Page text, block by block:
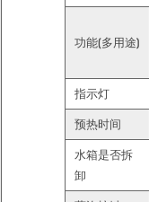
功能(多用途)
指示灯
预热时间
水箱是否拆
卸